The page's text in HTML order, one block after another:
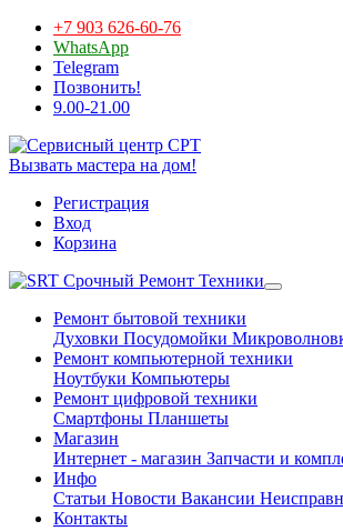
+7 903 626-60-76
WhatsApp
Telegram
Позвонить!
9.00-21.00
Вызвать мастера на дом!
Регистрация
Вход
Корзина
Срочный Ремонт Техники
Ремонт бытовой техники
Духовки Посудомойки
Ремонт компьютерной техники
Ноутбуки Компьютеры
Ремонт цифровой техники
Смартфоны Планшеты
Магазин
Интернет - магазин Запчасти и
Инфо
Статьи Новости Вакансии
Контакты